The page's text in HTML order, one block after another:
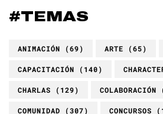
#TEMAS
ANIMACIÓN (69) ARTE (65)
CAPACITACIÓN (140)
CHARLAS (129) COLABORACIÓN
COMUNIDAD (307) CONCURSOS